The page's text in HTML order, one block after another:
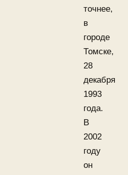
точнее,
в
городе
Томске,
28
декабря
1993
года.
В
2002
году
он